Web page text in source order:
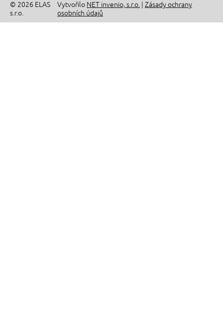
© 2026 ELAS
s.r.o.
Vytvořilo NET invenio, s.r.o.| Zásady ochrany
osobních údajů